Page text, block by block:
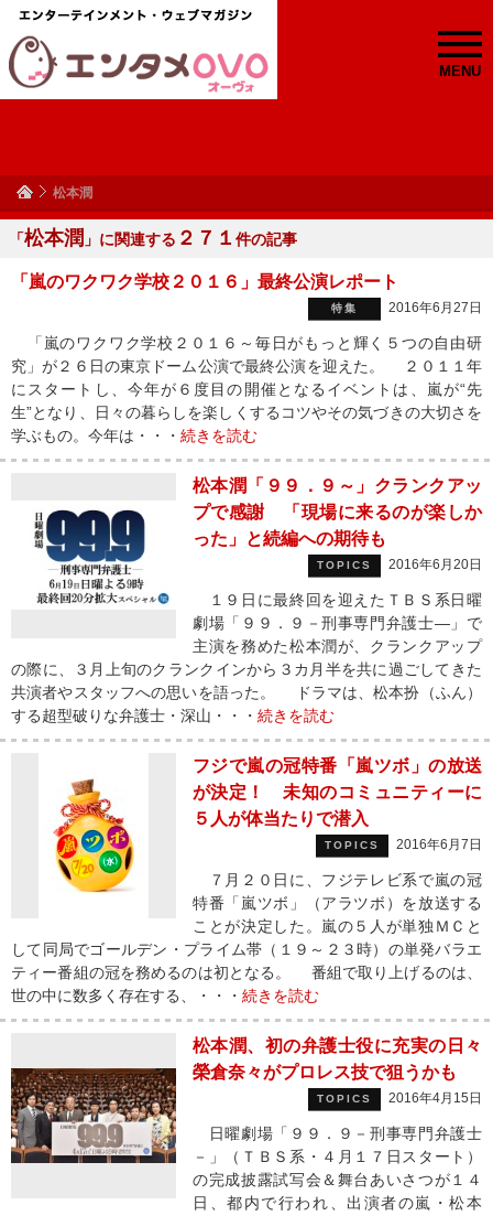
MENU
松本潤
「松本潤 」に関連する ２７１ 件の記事
「嵐のワクワク学校２０１６」最終公演レポート
特集 2016年6月27日
「嵐のワクワク学校２０１６～毎日がもっと輝く５つの自由研
究」が２６日の東京ドーム公演で最終公演を迎えた。 ２０１１年
にスタートし、今年が６度目の開催となるイベントは、嵐が“先
生”となり、日々の暮らしを楽しくするコツやその気づきの大切さを
学ぶもの。今年は・・・ 続きを読む
松本潤「９９．９～」クランクアッ
プで感謝 「現場に来るのが楽しか
った」と続編への期待も
TOPICS 2016年6月20日
１９日に最終回を迎えたＴＢＳ系日曜
劇場「９９．９－刑事専門弁護士―」で
主演を務めた松本潤が、クランクアップ
の際に、３月上旬のクランクインから３カ月半を共に過ごしてきた
共演者やスタッフへの思いを語った。 ドラマは、松本扮（ふん）
する超型破りな弁護士・深山・・・ 続きを読む
フジで嵐の冠特番「嵐ツボ」の放送
が決定！ 未知のコミュニティーに
５人が体当たりで潜入
TOPICS 2016年6月7日
７月２０日に、フジテレビ系で嵐の冠
特番「嵐ツボ」（アラツボ）を放送する
ことが決定した。嵐の５人が単独ＭＣと
して同局でゴールデン・プライム帯（１９～２３時）の単発バラエ
ティー番組の冠を務めるのは初となる。 番組で取り上げるのは、
世の中に数多く存在する、・・・ 続きを読む
松本潤、初の弁護士役に充実の日々
榮倉奈々がプロレス技で狙うかも
TOPICS 2016年4月15日
日曜劇場「９９．９－刑事専門弁護士
－」（ＴＢＳ系・４月１７日スタート）
の完成披露試写会＆舞台あいさつが１４
日、都内で行われ、出演者の嵐・松本